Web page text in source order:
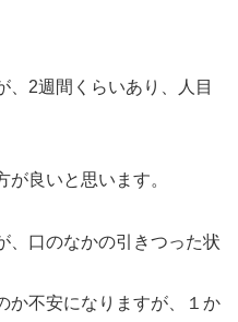
、2週間くらいあり、人目
良いと思います。
、口のなかの引きつった状
不安になりますが、１か